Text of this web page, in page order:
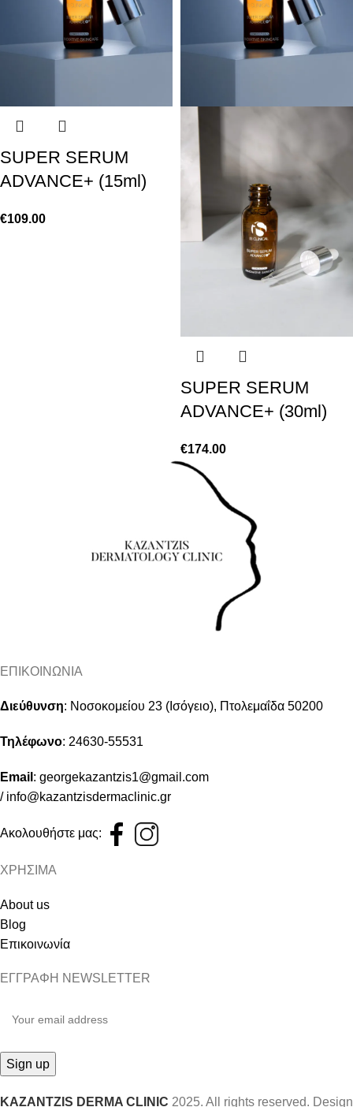
SUPER SERUM
ADVANCE+ (15ml)
€109.00
SUPER SERUM
ADVANCE+ (30ml)
€174.00
ΕΠΙΚΟΙΝΩΝΙΑ
Διεύθυνση: Νοσοκομείου 23 (Ισόγειο), Πτολεμαΐδα 50200
Τηλέφωνο: 24630-55531
Email : georgekazantzis1@gmail.com
/ info@kazantzisdermaclinic.gr
Ακολουθήστε μας:
ΧΡΗΣΙΜΑ
About us
Blog
Επικοινωνία
ΕΓΓΡΑΦΗ NEWSLETTER
KAZANTZIS DERMA CLINIC 2025. All rights reserved. Design